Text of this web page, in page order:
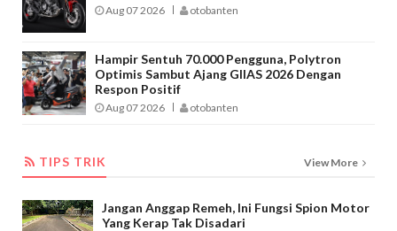
Aug 07 2026 otobanten
Hampir Sentuh 70.000 Pengguna, Polytron
Optimis Sambut Ajang GIIAS 2026 Dengan
Respon Positif
Aug 07 2026 otobanten
TIPS TRIK View More
Jangan Anggap Remeh, Ini Fungsi Spion Motor
Yang Kerap Tak Disadari